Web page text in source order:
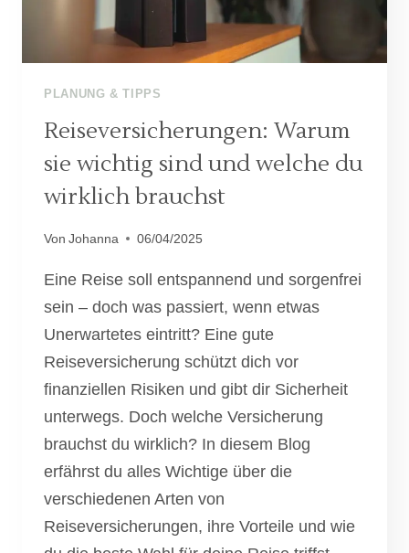
PLANUNG & TIPPS
Reiseversicherungen: Warum
sie wichtig sind und welche du
wirklich brauchst
Von Johanna 06/04/2025
Eine Reise soll entspannend und sorgenfrei
sein – doch was passiert, wenn etwas
Unerwartetes eintritt? Eine gute
Reiseversicherung schützt dich vor
finanziellen Risiken und gibt dir Sicherheit
unterwegs. Doch welche Versicherung
brauchst du wirklich? In diesem Blog
erfährst du alles Wichtige über die
verschiedenen Arten von
Reiseversicherungen, ihre Vorteile und wie